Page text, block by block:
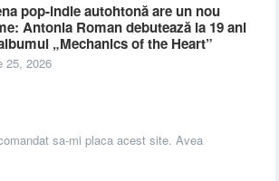
pop-indie autohtonă are un nou
Antonia Roman debutează la 19 ani
„Mechanics of the Heart”
25, 2026
sa-mi placa acest site. Avea